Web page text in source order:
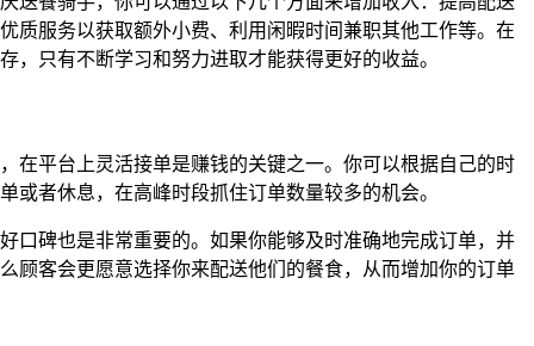
质服务以获取额外小费、利用闲暇时间兼职其他工作等。在
，只有不断学习和努力进取才能获得更好的收益。
在平台上灵活接单是赚钱的关键之一。你可以根据自己的时
或者休息，在高峰时段抓住订单数量较多的机会。
口碑也是非常重要的。如果你能够及时准确地完成订单，并
顾客会更愿意选择你来配送他们的餐食，从而增加你的订单